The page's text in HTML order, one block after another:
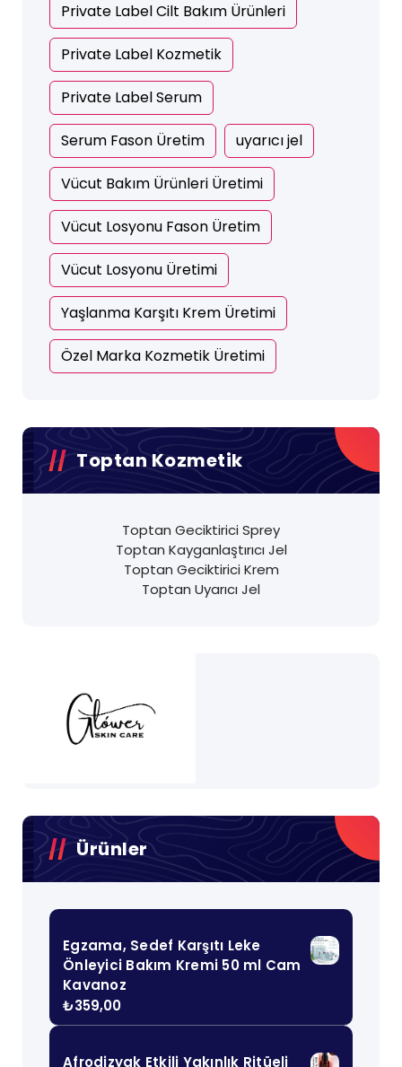
Private Label Cilt Bakım Ürünleri
Private Label Kozmetik
Private Label Serum
Serum Fason Üretim uyarıcı jel
Vücut Bakım Ürünleri Üretimi
Vücut Losyonu Fason Üretim
Vücut Losyonu Üretimi
Yaşlanma Karşıtı Krem Üretimi
Özel Marka Kozmetik Üretimi
Toptan Kozmetik
Toptan Geciktirici Sprey
Toptan Kayganlaştırıcı Jel
Toptan Geciktirici Krem
Toptan Uyarıcı Jel
Ürünler
Egzama, Sedef Karşıtı Leke
Önleyici Bakım Kremi 50 ml Cam
Kavanoz
₺359,00
Afrodizyak Etkili Yakınlık Ritüeli